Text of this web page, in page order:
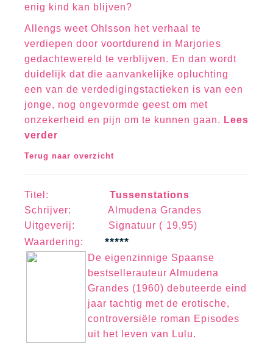
enig kind kan blijven?
Allengs weet Ohlsson het verhaal te
verdiepen door voortdurend in Marjories
gedachtewereld te verblijven. En dan wordt
duidelijk dat die aanvankelijke opluchting
een van de verdedigingstactieken is van een
jonge, nog ongevormde geest om met
onzekerheid en pijn om te kunnen gaan. Lees
verder
Terug naar overzicht
Titel:
Tussenstations
Schrijver: Almudena Grandes
Uitgeverij: Signatuur ( 19,95)
Waardering: *****
De eigenzinnige Spaanse
bestsellerauteur Almudena
Grandes (1960) debuteerde eind
jaar tachtig met de erotische,
controversiële roman Episodes
uit het leven van Lulu.